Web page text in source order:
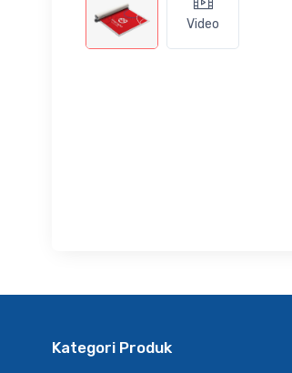
Video
Kategori Produk